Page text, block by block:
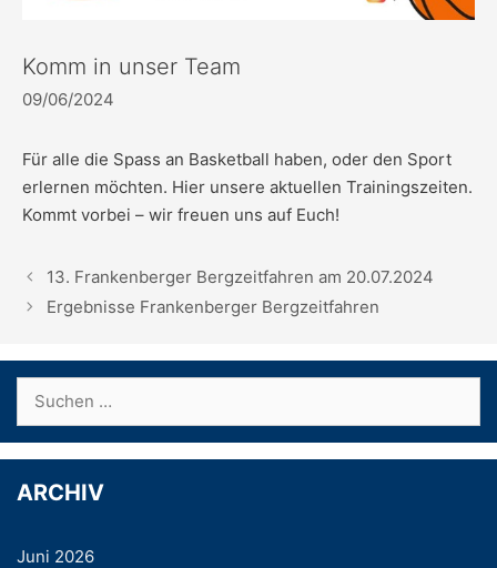
Komm in unser Team
09/06/2024
Für alle die Spass an Basketball haben, oder den Sport
erlernen möchten. Hier unsere aktuellen Trainingszeiten.
Kommt vorbei – wir freuen uns auf Euch!
13. Frankenberger Bergzeitfahren am 20.07.2024
Ergebnisse Frankenberger Bergzeitfahren
Suchen
ARCHIV
Juni 2026